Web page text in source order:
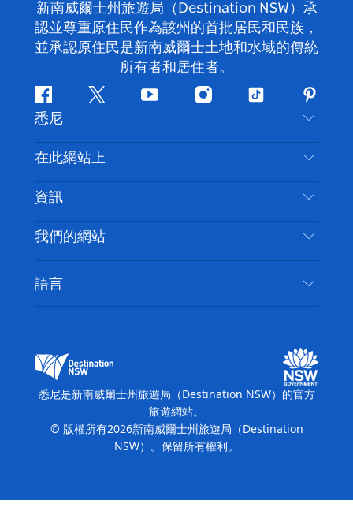
新南威爾士州旅遊局（Destination NSW）承
認並尊重原住民作為該州的首批居民和民族，
並承認原住民是新南威爾士土地和水域的傳統
所有者和居住者。
Facebook嘰
喳
喳
Youtube Instagram
抖
悉尼
聯絡我們
免責聲明
隱私
Cookie 通知
在此網站上
目的地
要做的事情
新南威爾斯州公路旅行
活動
住宿
資訊
旅行資訊
無障礙悉尼
列出您的業務
我們的網站
新南威爾士州旅遊局（Destination NSW）媒體中
心
繽紛悉尼燈光音樂節
語言
悉尼是新南威爾士州旅遊局（Destination NSW）的官方
旅遊網站。
© 版權所有2026新南威爾士州旅遊局（Destination
NSW）。保留所有權利。